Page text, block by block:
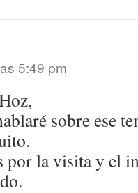
5:49 pm
sobre ese
por la visita y el